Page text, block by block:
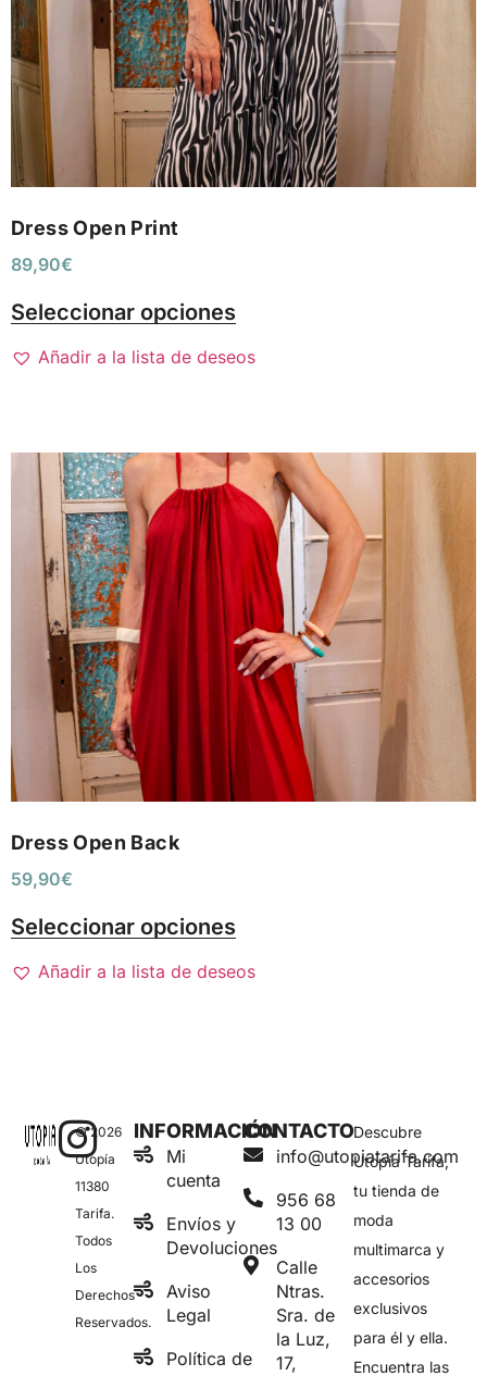
Dress Open Print
89,90€
Seleccionar opciones
Añadir a la lista de deseos
Dress Open Back
59,90€
Seleccionar opciones
Añadir a la lista de deseos
© 2026
Utopía
11380
Tarifa.
Todos
Los
Derechos
Reservados.
Descubre
Utopía Tarifa,
tu tienda de
moda
multimarca y
accesorios
exclusivos
para él y ella.
Encuentra las
CONTACTO
info@utopiatarifa.com
956 68
13 00
Calle
Ntras.
Sra. de
la Luz,
17,
INFORMACIÓN
Mi
cuenta
Envíos y
Devoluciones
Aviso
Legal
Política de